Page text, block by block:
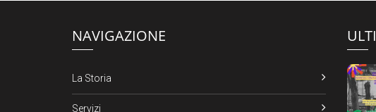
NAVIGAZIONE
La Storia
Servizi